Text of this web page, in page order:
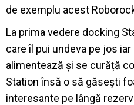
de exemplu acest
La prima vedere docking
care îl pui undeva pe jos
alimentează și se curăță
Station însă o să găsești
interesante pe lângă